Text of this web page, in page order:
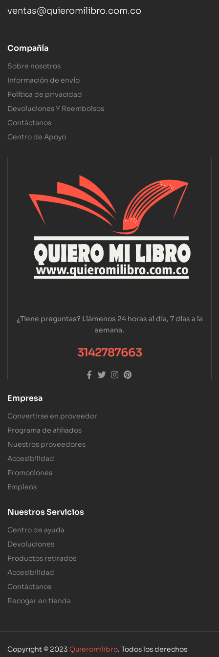
ventas@quieromilibro.com.co
Compañía
Sobre nosotros
Información de envío
Política de privacidad
Devoluciones Y Reembolsos
Contáctanos
Centro de Apoyo
¿Tiene preguntas? Llámenos 24 horas al día, 7 días a la
semana.
3142787663
Empresa
Convertirse en proveedor
Programa de afiliados
Nuestros proveedores
Accesibilidad
Promociones
Empleos
Nuestros Servicios
Centro de ayuda
Devoluciones
Productos retirados
Accesibilidad
Contáctanos
Recoger en tienda
Copyright © 2023 Quieromilibro. Todos los derechos